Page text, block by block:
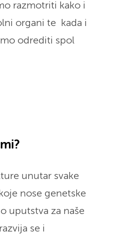
razmotriti kako i
organi te kada i
odrediti spol
unutar svake
nose genetske
uputstva za naše
se i